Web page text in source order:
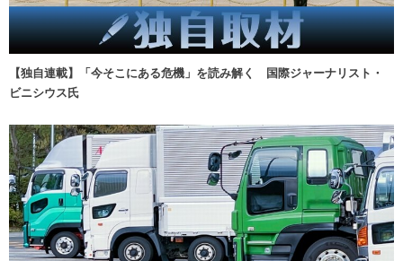
【独自連載】「今そこにある危機」を読み解く 国際ジャーナリスト・
ビニシウス氏